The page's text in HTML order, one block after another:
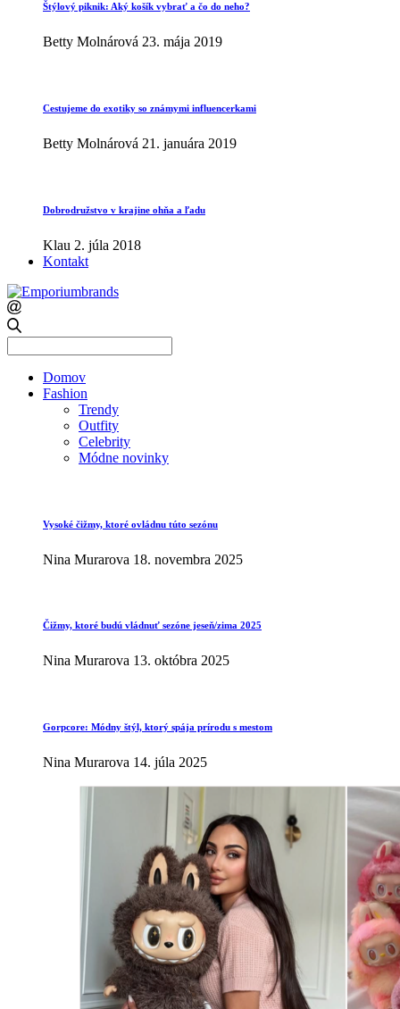
Štýlový piknik: Aký košík vybrať a čo do neho?
Betty Molnárová 23. mája 2019
Cestujeme do exotiky so známymi influencerkami
Betty Molnárová 21. januára 2019
Dobrodružstvo v krajine ohňa a ľadu
Klau 2. júla 2018
Kontakt
for:
Domov
Fashion
Trendy
Outfity
Celebrity
Módne novinky
Vysoké čižmy, ktoré ovládnu túto sezónu
Nina Murarova 18. novembra 2025
Čižmy, ktoré budú vládnuť sezóne jeseň/zima 2025
Nina Murarova 13. októbra 2025
Gorpcore: Módny štýl, ktorý spája prírodu s mestom
Nina Murarova 14. júla 2025